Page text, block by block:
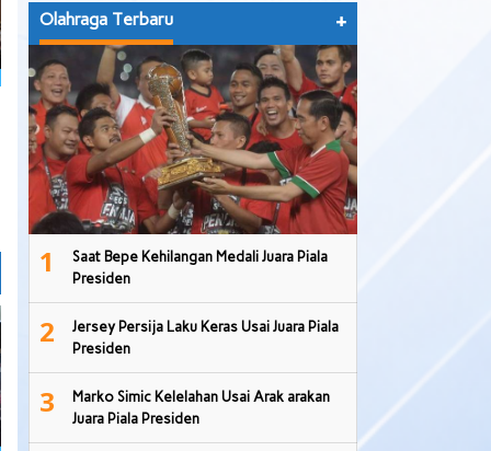
Olahraga Terbaru +
1
Saat Bepe Kehilangan Medali Juara Piala
Presiden
2
Jersey Persija Laku Keras Usai Juara Piala
Presiden
3
Marko Simic Kelelahan Usai Arak arakan
Juara Piala Presiden